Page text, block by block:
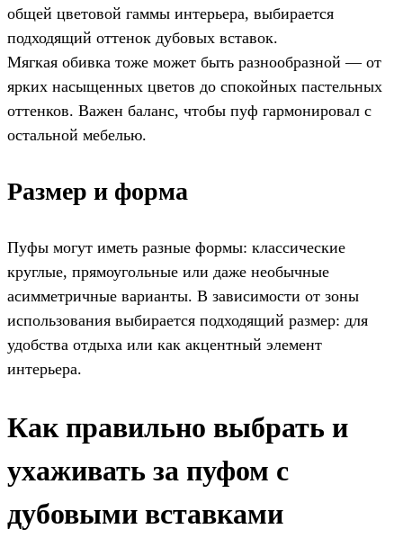
общей цветовой гаммы интерьера, выбирается
подходящий оттенок дубовых вставок.
Мягкая обивка тоже может быть разнообразной — от
ярких насыщенных цветов до спокойных пастельных
оттенков. Важен баланс, чтобы пуф гармонировал с
остальной мебелью.
Размер и форма
Пуфы могут иметь разные формы: классические
круглые, прямоугольные или даже необычные
асимметричные варианты. В зависимости от зоны
использования выбирается подходящий размер: для
удобства отдыха или как акцентный элемент
интерьера.
Как правильно выбрать и
ухаживать за пуфом с
дубовыми вставками